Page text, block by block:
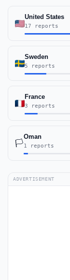
United States
17 reports
Sweden
5 reports
France
3 reports
🏳️
Oman
1 reports
ADVERTISEMENT